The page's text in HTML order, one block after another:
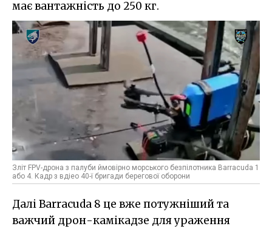
має вантажність до 250 кг.
Зліт FPV-дрона з палуби ймовірно морського безпілотника Barracuda 1
або 4. Кадр з вдіео 40-ї бригади берегової оборони
Далі Barracuda 8 це вже потужніший та
важчий дрон-камікадзе для ураження